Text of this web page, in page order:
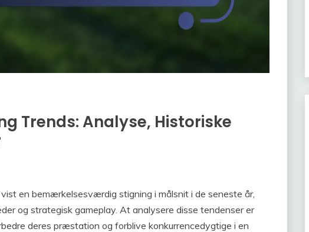
Trends: Analyse, Historiske
en bemærkelsesværdig stigning i målsnit i de seneste år,
og strategisk gameplay. At analysere disse tendenser er
deres præstation og forblive konkurrencedygtige i en